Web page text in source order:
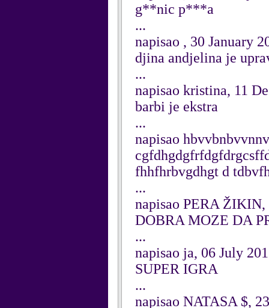
g**nic p***a
...
napisao , 30 January
djina andjelina je
...
napisao kristina, 11
barbi je ekstra
...
napisao
fhhfhrbvgdhgt d
...
napisao PERA ŽIKIN,
DOBRA MOZE DA
...
napisao ja, 06 July
SUPER IGRA
...
napisao NATASA $,